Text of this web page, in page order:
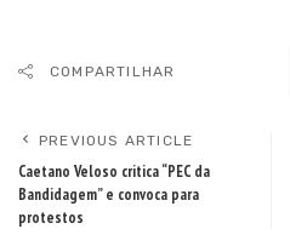
COMPARTILHAR
PREVIOUS ARTICLE
Caetano Veloso critica “PEC da
Bandidagem” e convoca para
protestos